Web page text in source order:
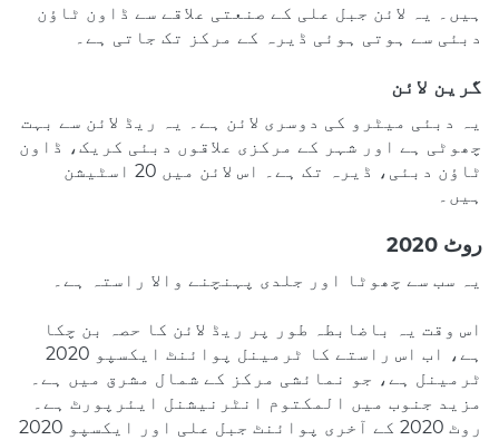
ہیں۔ یہ لائن جبل علی کے صنعتی علاقے سے ڈاون ٹاؤن
دبئی سے ہوتی ہوئی ڈیرہ کے مرکز تک جاتی ہے۔
گرین لائن
یہ دبئی میٹرو کی دوسری لائن ہے۔ یہ ریڈ لائن سے بہت
چھوٹی ہے اور شہر کے مرکزی علاقوں دبئی کریک، ڈاون
ٹاؤن دبئی، ڈیرہ تک ہے۔ اس لائن میں 20 اسٹیشن
ہیں۔
روٹ 2020
یہ سب سے چھوٹا اور جلدی پہنچنے والا راستہ ہے۔
اس وقت یہ باضابطہ طور پر ریڈ لائن کا حصہ بن چکا
ہے، اب اس راستے کا ٹرمینل پوائنٹ ایکسپو 2020
ٹرمینل ہے، جو نمائشی مرکز کے شمال مشرق میں ہے۔
مزید جنوب میں المکتوم انٹرنیشنل ایئرپورٹ ہے۔
روٹ 2020 کے آخری پوائنٹ جبل علی اور ایکسپو 2020